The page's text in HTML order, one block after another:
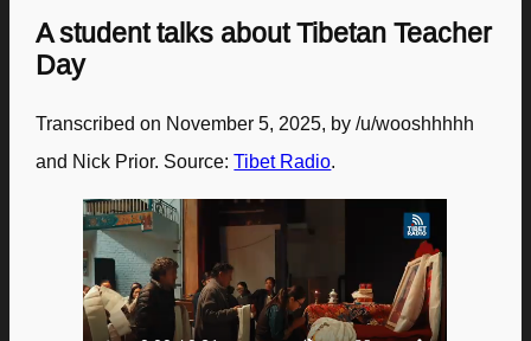
A student talks about Tibetan Teacher
Day
Transcribed on November 5, 2025, by /u/wooshhhhh
and Nick Prior. Source:Tibet Radio.